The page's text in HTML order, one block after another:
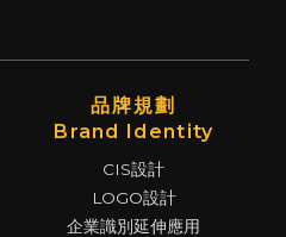
品牌規劃
Brand Identity
CIS設計
LOGO設計
企業識別延伸應用